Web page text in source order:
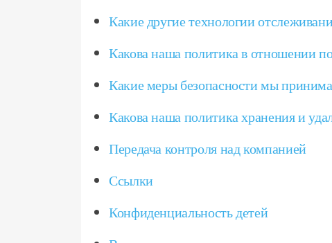
Какие другие технологии
Какова наша политика в отношении
Какие меры безопасности мы
Какова наша политика хранения и
Передача контроля над компанией
Ссылки
Конфиденциальность детей